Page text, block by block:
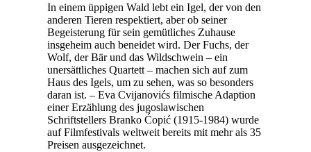
In einem üppigen Wald lebt ein Igel, der von den
anderen Tieren respektiert, aber ob seiner
Begeisterung für sein gemütliches Zuhause
insgeheim auch beneidet wird. Der Fuchs, der
Wolf, der Bär und das Wildschwein – ein
unersättliches Quartett – machen sich auf zum
Haus des Igels, um zu sehen, was so besonders
daran ist. – Eva Cvijanovićs filmische Adaption
einer Erzählung des jugoslawischen
Schriftstellers Branko Ćopić (1915-1984) wurde
auf Filmfestivals weltweit bereits mit mehr als 35
Preisen ausgezeichnet.